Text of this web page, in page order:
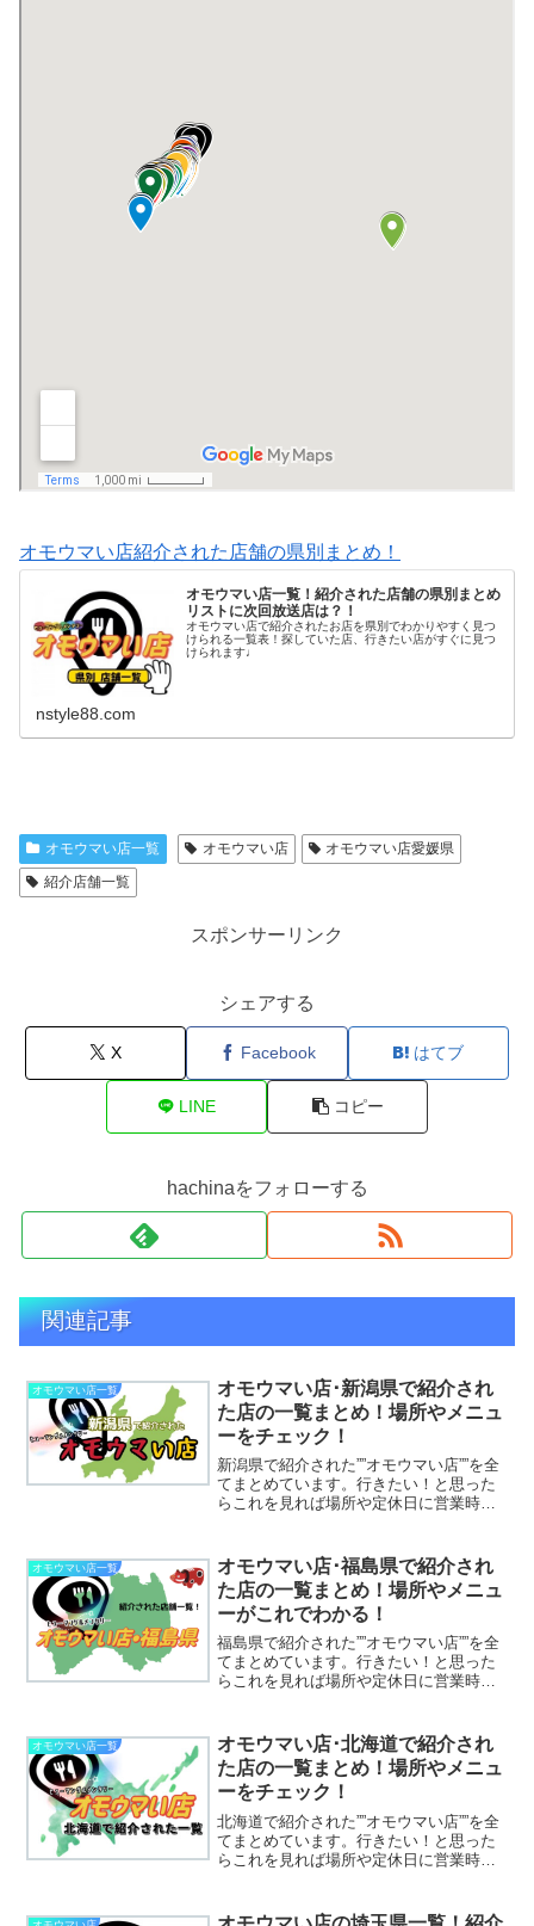
オモウマい店紹介された店舗の県別まとめ！
オモウマい店一覧！紹介された店舗の県別まとめ
リストに次回放送店は？！
オモウマい店で紹介されたお店を県別でわかりやすく見つ
けられる一覧表！探していた店、行きたい店がすぐに見つ
けられます♩
nstyle88.com
オモウマい店一覧 オモウマい店
オモウマい店愛媛県
紹介店舗一覧
スポンサーリンク
シェアする
X Facebook はてブ
LINE コピー
hachinaをフォローする
関連記事
オモウマい店一覧
オモウマい店･新潟県で紹介され
た店の一覧まとめ！場所やメニュ
ーをチェック！
新潟県で紹介された””オモウマい店””を全
てまとめています。行きたい！と思った
らこれを見れば場所や定休日に営業時間
オモウマい店一覧
オモウマい店･福島県で紹介され
た店の一覧まとめ！場所やメニュ
ーがこれでわかる！
福島県で紹介された””オモウマい店””を全
てまとめています。行きたい！と思った
らこれを見れば場所や定休日に営業時間
オモウマい店一覧
オモウマい店･北海道で紹介され
た店の一覧まとめ！場所やメニュ
ーをチェック！
北海道で紹介された””オモウマい店””を全
てまとめています。行きたい！と思った
らこれを見れば場所や定休日に営業時間